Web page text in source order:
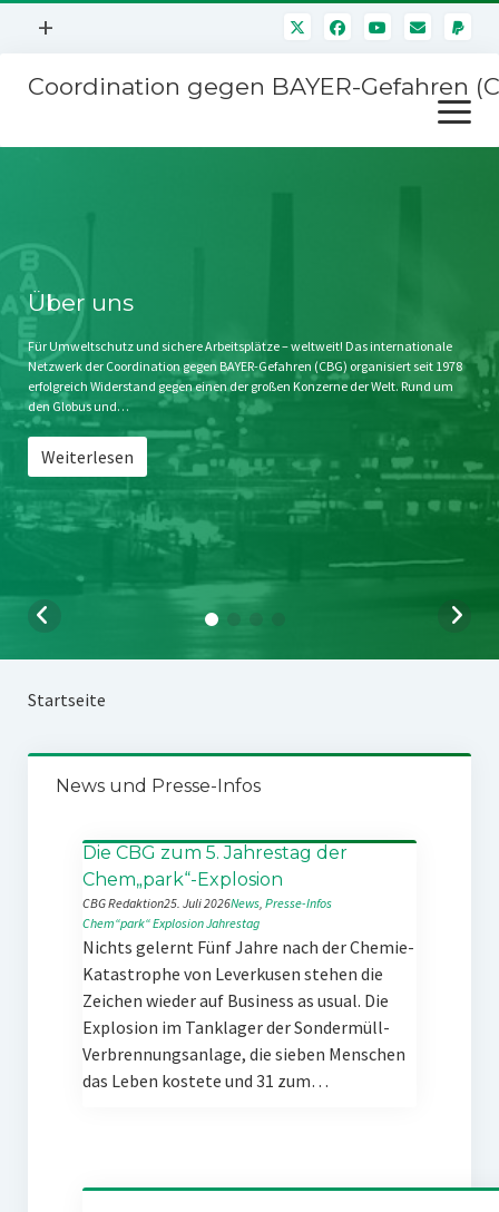
Menü
+
Mitmachen
Kontakt
Impressum
Störfälle
Coordination gegen BAYER-Gefahren
Menü
öffnen
Stichwort BAYER
Jahrestagung
SPENDEN
Über uns
Für Umweltschutz und sichere Arbeitsplätze – weltweit! Das internationale
Netzwerk der Coordination gegen BAYER-Gefahren (CBG) organisiert seit 1978
erfolgreich Widerstand gegen einen der großen Konzerne der Welt. Rund um
den Globus und…
Weiterlesen
Startseite
News und Presse-Infos
Die CBG zum 5. Jahrestag der
Chem„park“-Explosion
CBG Redaktion25. Juli 2026News, Presse-Infos
Chem“park“ExplosionJahrestag
Nichts gelernt Fünf Jahre nach der Chemie-
Katastrophe von Leverkusen stehen die
Zeichen wieder auf Business as usual. Die
Explosion im Tanklager der Sondermüll-
Verbrennungsanlage, die sieben Menschen
das Leben kostete und 31 zum…